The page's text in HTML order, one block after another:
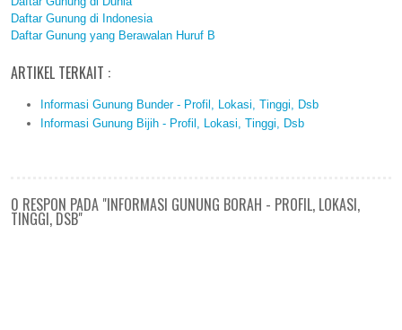
Daftar Gunung di Indonesia
Daftar Gunung yang Berawalan Huruf B
ARTIKEL TERKAIT :
Informasi Gunung Bunder - Profil, Lokasi, Tinggi, Dsb
Informasi Gunung Bijih - Profil, Lokasi, Tinggi, Dsb
0 RESPON PADA "INFORMASI GUNUNG BORAH - PROFIL, LOKASI,
TINGGI, DSB"